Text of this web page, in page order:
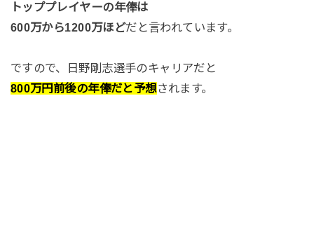
トッププレイヤーの年俸は
600万から1200万ほどだと言われています。
ですので、日野剛志選手のキャリアだと
800万円前後の年俸だと予想されます。